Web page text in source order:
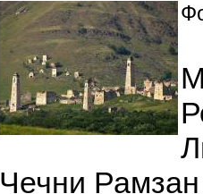
Чечни